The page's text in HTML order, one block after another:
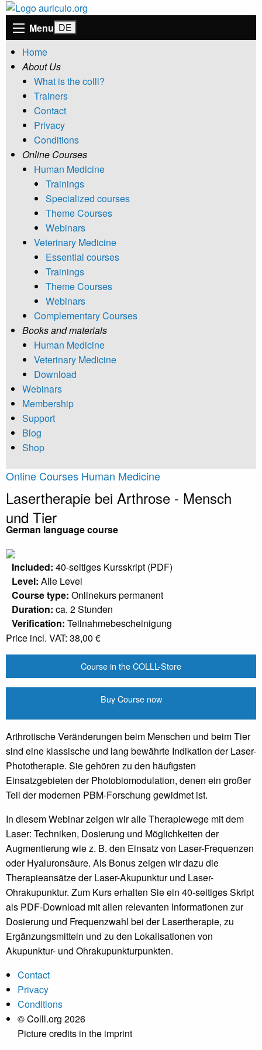
Menu
Home
About Us
What is the colll?
Trainers
Contact
Privacy
Conditions
Online Courses
Human Medicine
Trainings
Specialized courses
Theme Courses
Webinars
Veterinary Medicine
Essential courses
Trainings
Theme Courses
Webinars
Complementary Courses
Books and materials
Human Medicine
Veterinary Medicine
Download
Webinars
Membership
Support
Blog
Shop
Online Courses Human Medicine
Lasertherapie bei Arthrose - Mensch
und Tier
German language course
Included: 40-seitiges Kursskript (PDF)
Level: Alle Level
Course type: Onlinekurs permanent
Duration: ca. 2 Stunden
Verification: Teilnahmebescheinigung
Price incl. VAT: 38,00 €
Course in the COLLL-Store
Buy Course now
Arthrotische Veränderungen beim Menschen und beim Tier
sind eine klassische und lang bewährte Indikation der Laser-
Phototherapie. Sie gehören zu den häufigsten
Einsatzgebieten der Photobiomodulation, denen ein großer
Teil der modernen PBM-Forschung gewidmet ist.
In diesem Webinar zeigen wir alle Therapiewege mit dem
Laser: Techniken, Dosierung und Möglichkeiten der
Augmentierung wie z. B. den Einsatz von Laser-Frequenzen
oder Hyaluronsäure. Als Bonus zeigen wir dazu die
Therapieansätze der Laser-Akupunktur und Laser-
Ohrakupunktur. Zum Kurs erhalten Sie ein 40-seitiges Skript
als PDF-Download mit allen relevanten Informationen zur
Dosierung und Frequenzwahl bei der Lasertherapie, zu
Ergänzungsmitteln und zu den Lokalisationen von
Akupunktur- und Ohrakupunkturpunkten.
Contact
Privacy
Conditions
© Colll.org 2026
Picture credits in the imprint